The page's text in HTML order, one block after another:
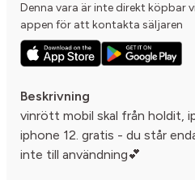
Denna vara är inte direkt köpbar
appen för att kontakta säljaren
Beskrivning
vinrött mobil skal från holdit,
iphone 12. gratis - du står
inte till användning💕